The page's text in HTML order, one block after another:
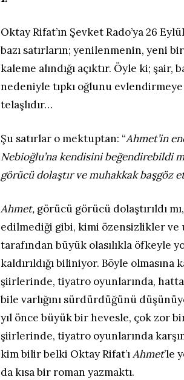
Oktay Rifat’ın Şevket Rado’ya 26
bazı satırların; yenilenmenin, yeni
kaleme alındığı açıktır. Öyle ki; şair,
nedeniyle tıpkı oğlunu
telaşlıdır…
Şu satırlar o mektuptan: “Ahmet’in
Nebioğlu’na kendisini beğendirebildi
görücü dolaştır ve muhakkak başgöz
Ahmet, görücü görücü dolaştırıldı
edilmediği gibi, kimi özensizlikler ve
tarafından büyük olasılıkla öfkeyle
kaldırıldığı biliniyor. Böyle olmasına
şiirlerinde, tiyatro oyunlarında,
bile varlığını sürdürdüğünü
yıl önce büyük bir hevesle, çok zor
şiirlerinde, tiyatro oyunlarında
kim bilir belki Oktay Rifat’ıAhmet’le
da kısa bir roman yazmaktı.